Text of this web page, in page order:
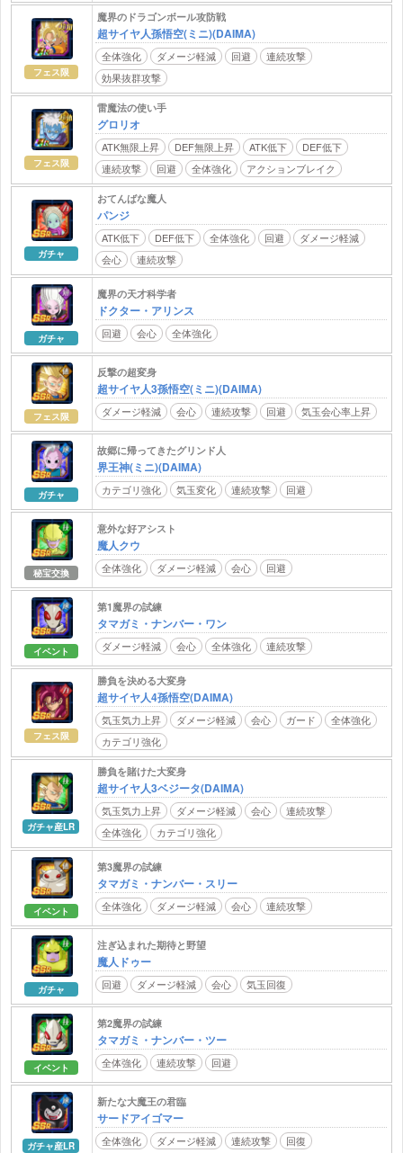
フェス限
魔界のドラゴンボール攻防戦
超サイヤ人孫悟空(ミニ)(DAIMA)
全体強化 ダメージ軽減 回避
連続攻撃
効果抜群攻撃
フェス限
雷魔法の使い手
グロリオ
ATK無限上昇 DEF無限上昇 ATK低下
DEF低下
連続攻撃
回避 全体強化 アクションブレイク
ガチャ
おてんばな魔人
パンジ
ATK低下 DEF低下 全体強化 回避
ダメージ軽減
会心
連続攻撃
ガチャ
魔界の天才科学者
ドクター・アリンス
回避 会心 全体強化
フェス限
反撃の超変身
超サイヤ人3孫悟空(ミニ)(DAIMA)
ダメージ軽減 会心 連続攻撃 回避 気玉会心率上昇
ガチャ
故郷に帰ってきたグリンド人
界王神(ミニ)(DAIMA)
カテゴリ強化 気玉変化 連続攻撃 回避
秘宝交換
意外な好アシスト
魔人クウ
全体強化 ダメージ軽減 会心 回避
イベント
第1魔界の試練
タマガミ・ナンバー・ワン
ダメージ軽減 会心 全体強化 連続攻撃
フェス限
勝負を決める大変身
超サイヤ人4孫悟空(DAIMA)
気玉気力上昇 ダメージ軽減 会心 ガード
全体強化
カテゴリ強化
ガチャ産LR
勝負を賭けた大変身
超サイヤ人3ベジータ(DAIMA)
気玉気力上昇 ダメージ軽減 会心
連続攻撃
全体強化
カテゴリ強化
イベント
第3魔界の試練
タマガミ・ナンバー・スリー
全体強化 ダメージ軽減 会心 連続攻撃
ガチャ
注ぎ込まれた期待と野望
魔人ドゥー
回避 ダメージ軽減 会心 気玉回復
イベント
第2魔界の試練
タマガミ・ナンバー・ツー
全体強化 連続攻撃 回避
ガチャ産LR
新たな大魔王の君臨
サードアイゴマー
全体強化 ダメージ軽減 連続攻撃 回復